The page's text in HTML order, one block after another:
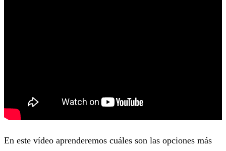
En este vídeo aprenderemos cuáles son las opciones más